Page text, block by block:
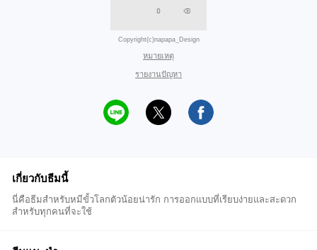
Copyright(c)napapa_Design
หมายเหตุ
รายงานปัญหา
เกี่ยวกับธีมนี้
นี่คือธีมสำหรับหมีขั้วโลกตัวน้อยน่ารัก การออกแบบที่เรียบง่ายและสะดวก
สำหรับทุกคนที่จะใช้